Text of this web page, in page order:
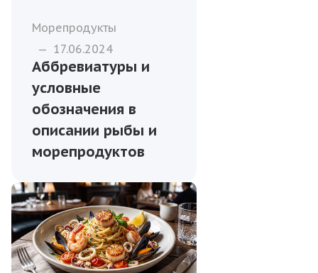
Морепродукты
— 17.06.2024
Аббревиатуры и
условные
обозначения в
описании рыбы и
морепродуктов